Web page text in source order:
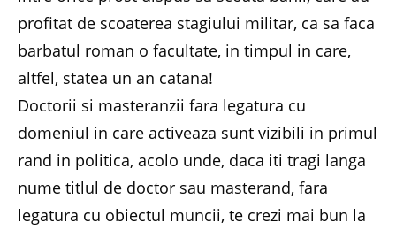
profitat de scoaterea stagiului militar, ca sa faca
barbatul roman o facultate, in timpul in care,
altfel, statea un an catana!
Doctorii si masteranzii fara legatura cu
domeniul in care activeaza sunt vizibili in primul
rand in politica, acolo unde, daca iti tragi langa
nume titlul de doctor sau masterand, fara
legatura cu obiectul muncii, te crezi mai bun la